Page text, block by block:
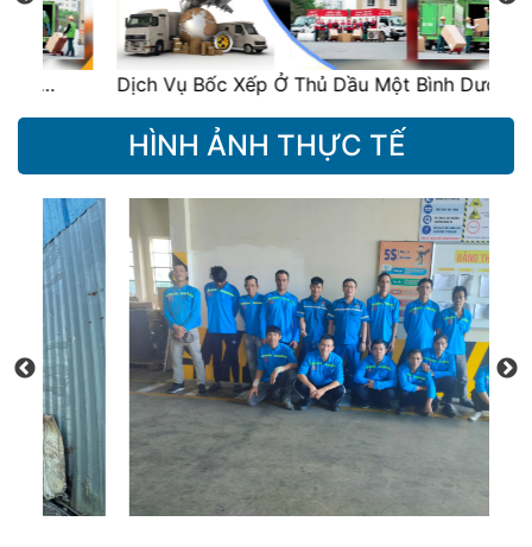
Dịch Vụ Bốc Xếp Ở Thủ Dầu Một Bình Dương…
HÌNH ẢNH THỰC TẾ